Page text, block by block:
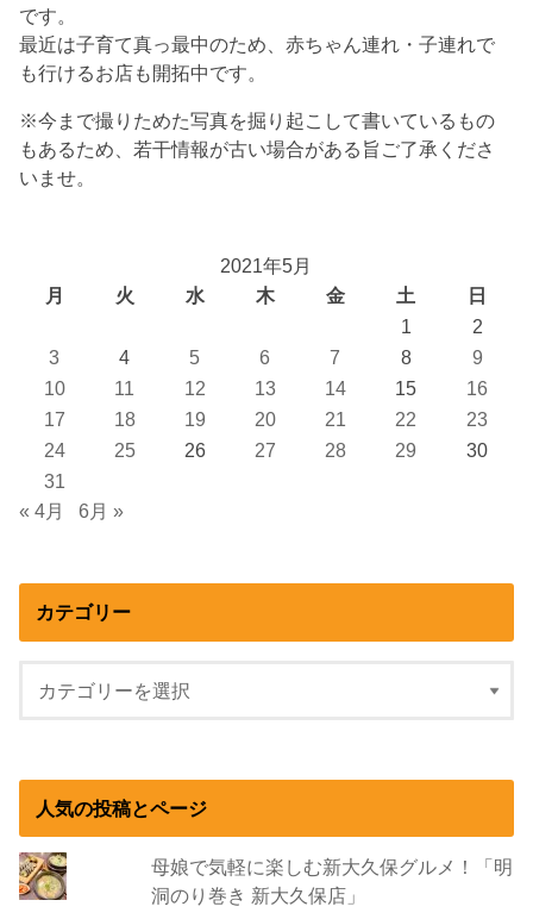
です。
最近は子育て真っ最中のため、赤ちゃん連れ・子連れで
も行けるお店も開拓中です。
※今まで撮りためた写真を掘り起こして書いているもの
もあるため、若干情報が古い場合がある旨ご了承くださ
いませ。
2021年5月
月
火 水 木 金 土
日
1
2
3
4 5 6 7 8
9
10
11 12 13 14 15
16
17
18 19 20 21 22
23
24
25 26 27 28 29
30
31
« 4月
6月 »
カテゴリー
人気の投稿とページ
母娘で気軽に楽しむ新大久保グルメ！「明
洞のり巻き 新大久保店」